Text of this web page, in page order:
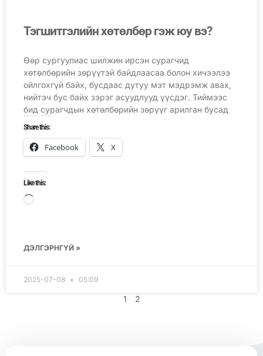
Тэгшитгэлийн хөтөлбөр гэж юу вэ?
Өөр сургуулиас шилжин ирсэн сурагчид
хөтөлбөрийн зөрүүтэй байдлаасаа болон хичээлээ
ойлгохгүй байх, бусдаас дутуу мэт мэдрэмж авах,
нийтэч бус байх зэрэг асуудлууд үүсдэг. Тиймээс
бид сурагчдын хөтөлбөрийн зөрүүг арилган бусад
Share this:
Facebook X
Like this:
ДЭЛГЭРНГҮЙ »
2025-07-08 05:09
1 2